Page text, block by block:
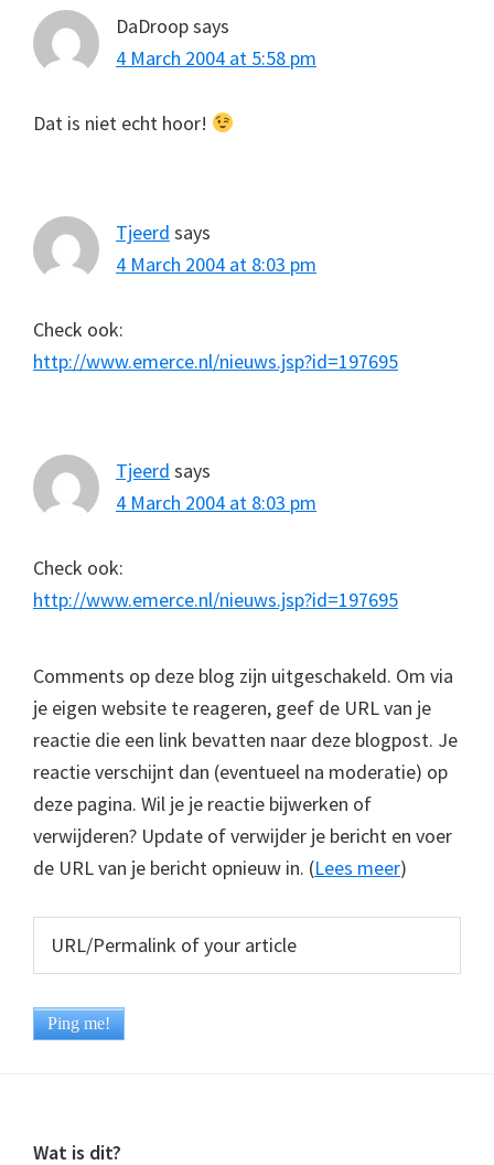
DaDroopsays
4 March 2004 at 5:58 pm
Dat is niet echt hoor!
Tjeerd says
4 March 2004 at 8:03 pm
Check ook:
http://www.emerce.nl/nieuws.jsp?id=197695
Tjeerd says
4 March 2004 at 8:03 pm
Check ook:
http://www.emerce.nl/nieuws.jsp?id=197695
Comments op deze blog zijn uitgeschakeld. Om via
je eigen website te reageren, geef de URL van je
reactie die een link bevatten naar deze blogpost. Je
reactie verschijnt dan (eventueel na moderatie) op
deze pagina. Wil je je reactie bijwerken of
verwijderen? Update of verwijder je bericht en voer
de URL van je bericht opnieuw in. (Lees meer)
Footer
Wat is dit?